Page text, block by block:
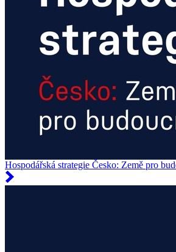
Hospodářská strategie Česko: Země pro